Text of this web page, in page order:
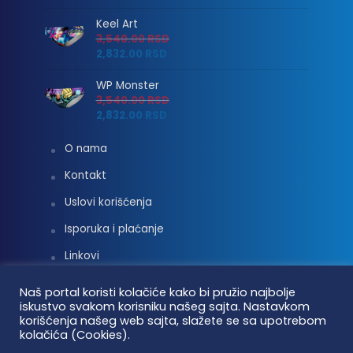
Keel Art
3,540.00RSD
2,832.00 RSD
WP Monster
3,540.00RSD
2,832.00 RSD
O nama
Kontakt
Uslovi korišćenja
Isporuka i plaćanje
Linkovi
Vaterpolo vesti © 2026. Sva prava zadržana.
Naš portal koristi kolačiće kako bi pružio najbolje
iskustvo svakom korisniku našeg sajta. Nastavkom
korišćenja našeg web sajta, slažete se sa upotrebom
kolačića (Cookies).